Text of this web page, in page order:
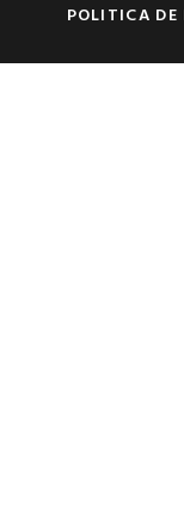
POLITICA DE